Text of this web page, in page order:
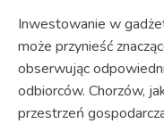
Inwestowanie w
może przynieść
obserwując
odbiorców. Chorzów,
przestrzeń